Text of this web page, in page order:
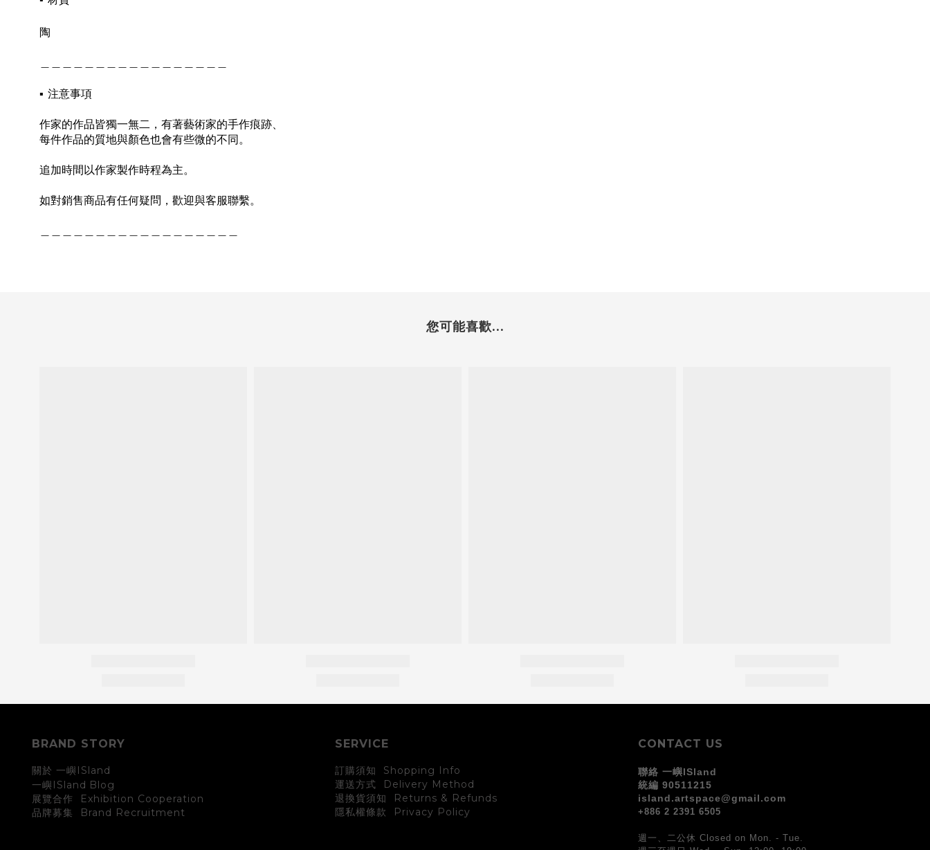
陶
▪ 注意事項
作家的作品皆獨一無二，有著藝術家的手作痕跡、
每件作品的質地與顏色也會有些微的不同。
追加時間以作家製作時程為主。
如對銷售商品有任何疑問，歡迎與客服聯繫。
您可能喜歡...
BRAND STORY
關於 一嶼ISland
一嶼ISland Blog
展覽合作 Exhibition Cooperation
品牌募集 Brand Recruitment
SERVICE
訂購須知 Shopping Info
運送方式 Delivery Method
退換貨須知 Returns & Refunds
隱私權條款 Privacy Policy
CONTACT US
聯絡 一嶼ISland
統編 90511215
island.artspace@gmail.com
+886 2 2391 6505
週一、二公休 Closed on Mon. - Tue.